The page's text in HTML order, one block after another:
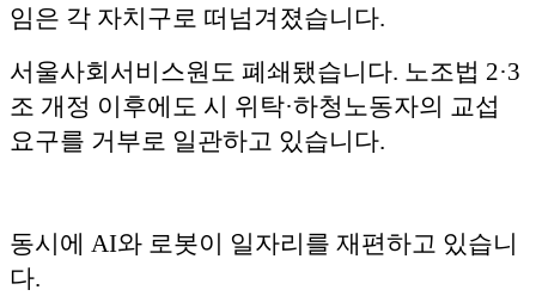
임은 각 자치구로 떠넘겨졌습니다.
서울사회서비스원도 폐쇄됐습니다. 노조법 2·3
조 개정 이후에도 시 위탁·하청노동자의 교섭
요구를 거부로 일관하고 있습니다.
동시에 AI와 로봇이 일자리를 재편하고 있습니
다.